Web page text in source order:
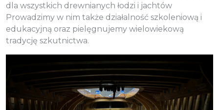
dla wszystkich drewnianych łodzi i jachtów
Prowadzimy w nim także działalność szkoleniową i
edukacyjną oraz pielęgnujemy wielowiekową
tradycję szkutnictwa.